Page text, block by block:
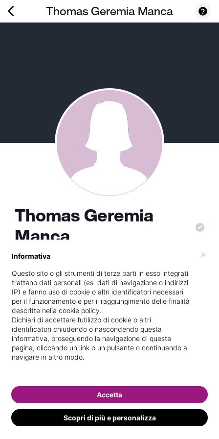
Thomas Geremia Manca
Thomas Geremia
Manca
Vive aCagliari
Specializzata inEpilazione con cera
Vedi le informazioni di Thomas Geremia
Informativa
Questo sito o gli strumenti di terze parti in esso integrati
trattano dati personali (es. dati di navigazione o indirizzi
IP) e fanno uso di cookie o altri identificatori necessari
per il funzionamento e per il raggiungimento delle finalità
descritte nella cookie policy.
Dichiari di accettare l’utilizzo di cookie o altri
identificatori chiudendo o nascondendo questa
informativa, proseguendo la navigazione di questa
pagina, cliccando un link o un pulsante o continuando a
navigare in altro modo.
Scopri di più e personalizza
Accetta
×